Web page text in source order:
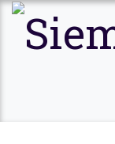
Ir al contenido